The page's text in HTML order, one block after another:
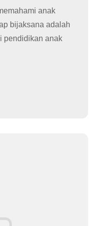
anak
bijaksana adalah
pendidikan anak